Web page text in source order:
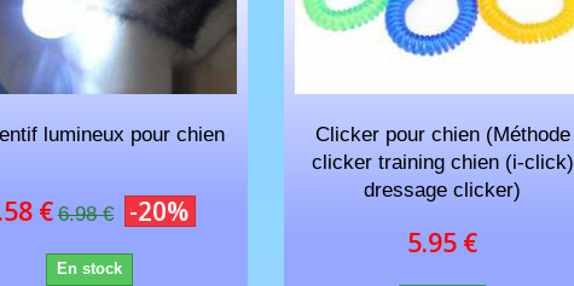
Marco Nicolasdu33
lumineux pour chien
€ 6.98 € -20%
En stock
Clicker pour chien (Méthode
clicker training chien (i-click)
dressage clicker)
5.95 €